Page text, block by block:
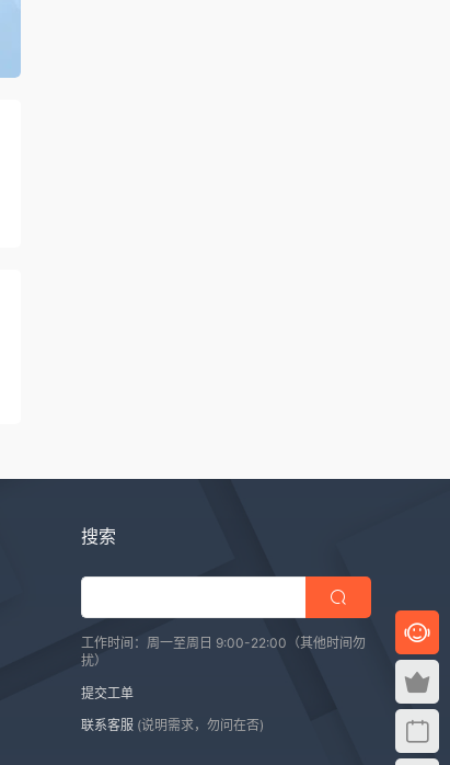
搜索
工作时间：周一至周日 9:00-22:00（其他时间勿
扰）
提交工单
联系客服(说明需求，勿问在否)